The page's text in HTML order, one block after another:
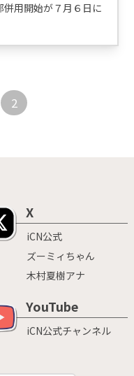
用開始が７月６日に
X
iCN公式
ズーミィちゃん
木村夏樹アナ
YouTube
iCN公式チャンネル